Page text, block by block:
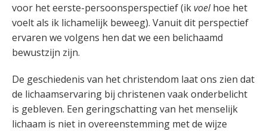
voor het eerste-persoonsperspectief (ikvoelhoe het
voelt als ik lichamelijk beweeg). Vanuit dit perspectief
ervaren we volgens hen dat we een belichaamd
bewustzijn zijn.
De geschiedenis van het christendom laat ons zien dat
de lichaamservaring bij christenen vaak onderbelicht
is gebleven. Een geringschatting van het menselijk
lichaam is niet in overeenstemming met de wijze